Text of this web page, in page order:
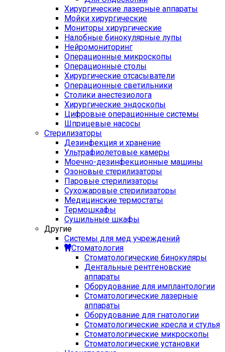
Хирургические лазерные аппараты
Мойки хирургические
Мониторы хирургические
Налобные бинокулярные лупы
Нейромониторинг
Операционные микроскопы
Операционные столы
Хирургические отсасыватели
Операционные светильники
Столики анестезиолога
Хирургические эндоскопы
Цифровые операционные системы
Шприцевые насосы
Стерилизаторы
Дезинфекция и хранение
Ультрафиолетовые камеры
Моечно-дезинфекционные машины
Озоновые стерилизаторы
Паровые стерилизаторы
Сухожаровые стерилизаторы
Медицинские термостаты
Термошкафы
Сушильные шкафы
Другие
Системы для мед учреждений
Стоматология
Стоматологические бинокуляры
Дентальные рентгеновские
аппараты
Оборудование для имплантологии
Стоматологические лазерные
аппараты
Оборудование для гнатологии
Стоматологические кресла и стулья
Стоматологические микроскопы
Стоматологические установки